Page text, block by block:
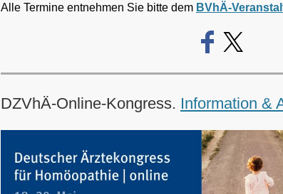
Alle Termine entnehmen Sie bitte dem BVhÄ-
DZVhÄ-Online-Kongress. Information &